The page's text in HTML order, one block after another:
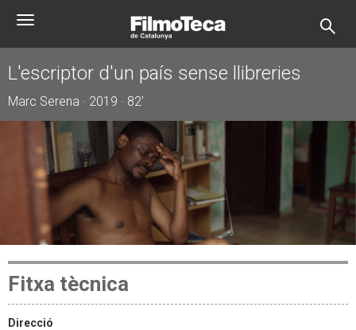
Toggle
L'escriptor d'un país sense llibreries
Marc Serena · 2019 · 82'
Fitxa tècnica
Direcció